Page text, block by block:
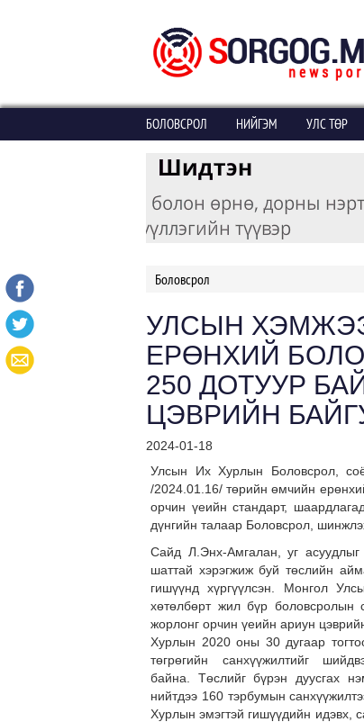
БОЛОВСРОЛ НИЙГЭМ УЛС ТӨР
Боловсрол
УЛСЫН
ЕРӨНХИЙ
250 ДОТУУР
ЦЭВРИЙН
2024-01-18
Улсын Их Хурлын Боловсрол,
/2024.01.16/ төрийн өмчийн
орчин үеийн стандарт,
дүнгийн талаар Боловсрол,
Сайд Л.Энх-Амгалан, уг
шаттай хэрэгжиж буй төслийн
гишүүнд хүргүүлсэн. Монгол
хөтөлбөрт жил бүр боловсролын
жорлонг орчин үеийн ариун
Хурлын 2020 оны 30 дугаар
төгрөгийн санхүүжилтийг
байна. Төслийг бүрэн дуусгах
нийтдээ 160 тэрбумын
Хурлын эмэгтэй гишүүдийн идэвх,